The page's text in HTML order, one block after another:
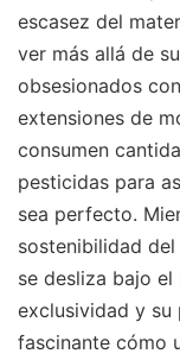
escasez del
ver más allá de
obsesionados
extensiones de
consumen
pesticidas para
sea perfecto.
sostenibilidad
se desliza bajo
exclusividad y su
fascinante cómo